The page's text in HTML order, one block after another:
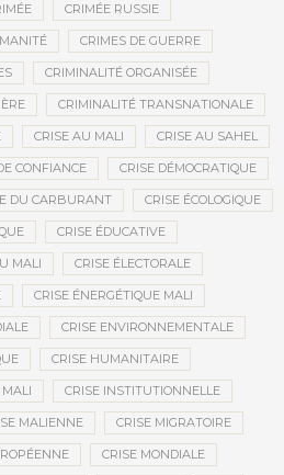
CRIMÉE RUSSIE
CRIMES DE GUERRE
CRIMINALITÉ ORGANISÉE
CRIMINALITÉ TRANSNATIONALE
CRISE AU MALI CRISE AU SAHEL
CONFIANCE CRISE DÉMOCRATIQUE
DU CARBURANT CRISE ÉCOLOGIQUE
CRISE ÉDUCATIVE
MALI CRISE ÉLECTORALE
CRISE ÉNERGÉTIQUE MALI
CRISE ENVIRONNEMENTALE
CRISE HUMANITAIRE
CRISE INSTITUTIONNELLE
MALIENNE CRISE MIGRATOIRE
CRISE MONDIALE